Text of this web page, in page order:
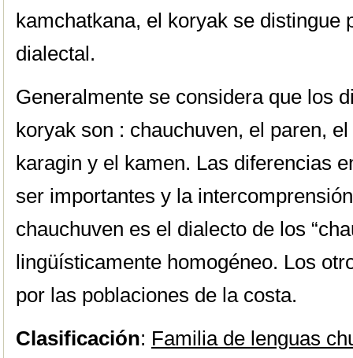
kamchatkana, el koryak se distingue
dialectal.
Generalmente se considera que los
koryak son : chauchuven, el paren,
karagin y el kamen. Las diferencias
ser importantes y la
chauchuven es el dialecto de los
lingüísticamente homogéneo. Los
por las poblaciones de la costa.
Clasificación: Familia de lenguas